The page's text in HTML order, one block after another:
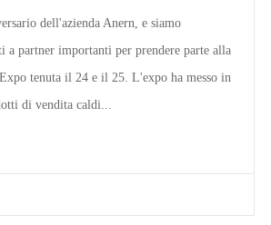
dell'azienda Anern, e siamo
a partner importanti per prendere parte alla
tenuta il 24 e il 25. L'expo ha messo in
di vendita caldi...